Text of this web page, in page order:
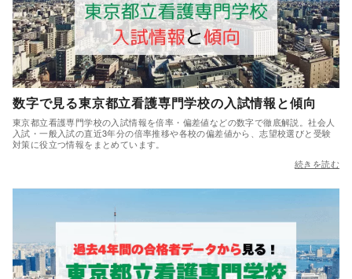
数字で見る東京都立看護専門学校の入試情報と傾向
東京都立看護専門学校の入試情報を倍率・偏差値などの数字で徹底解説。社会人
入試・一般入試の直近3年分の倍率推移や各校の偏差値から、志望校選びと受験
対策に役立つ情報をまとめています。
続きを読む